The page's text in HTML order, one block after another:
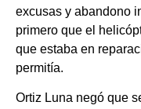
excusas y abandono
primero que el
que estaba en
permitía.
Ortiz Luna negó que